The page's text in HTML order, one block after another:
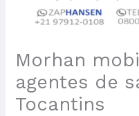
Morhan
agentes de
Tocantins